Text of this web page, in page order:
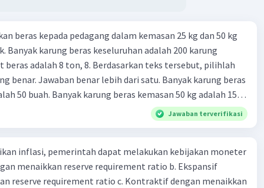
non bank yang memiliki fungsi sebagai penggerak investasi
dan memasukan surat berharga 24. Nama lembaga
yang bertugas mengatasi para rensumen 25. Ciri" dari
abad ke 21
beras kepada pedagang dalam kemasan 25 kg dan 50 kg
Banyak karung beras keseluruhan adalah 200 karung
adalah 8 ton, 8. Berdasarkan teks tersebut, pilihlah
benar. Jawaban benar lebih dari satu. Banyak karung beras
50 buah. Banyak karung beras kemasan 50 kg adalah 150
dalam kemasan 25 kg adalah 2 ton. Perbandingan berat
kg dan 50 kg dalam truk adalah 1: 3. 9. Berdasarkan teks
biaya angkut semua beras yang harus dibayar oleh Bu
C. Rp2.312.000 B. Rp2.475.000 D. Rp2.280.000
Jawaban terverifikasi
inflasi, pemerintah dapat melakukan kebijakan moneter
menaikkan reserve requirement ratio b. Ekspansif
reserve requirement ratio c. Kontraktif dengan menaikkan